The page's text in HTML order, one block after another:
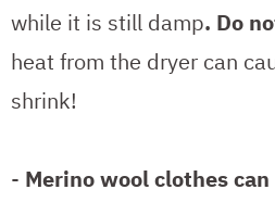
while it is still damp. Do
heat from the dryer can
shrink!
- Merino wool clothes